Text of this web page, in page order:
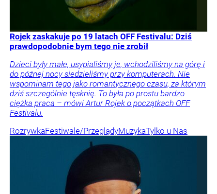
Rojek zaskakuje po 19 latach OFF Festivalu: Dziś
prawdopodobnie bym tego nie zrobił
Dzieci były małe, usypialiśmy je, wchodziliśmy na górę i
do późnej nocy siedzieliśmy przy komputerach. Nie
wspominam tego jako romantycznego czasu, za którym
dziś szczególnie tęsknię. To była po prostu bardzo
ciężka praca – mówi Artur Rojek o początkach OFF
Festivalu.
RozrywkaFestiwale/PrzeglądyMuzykaTylko u Nas